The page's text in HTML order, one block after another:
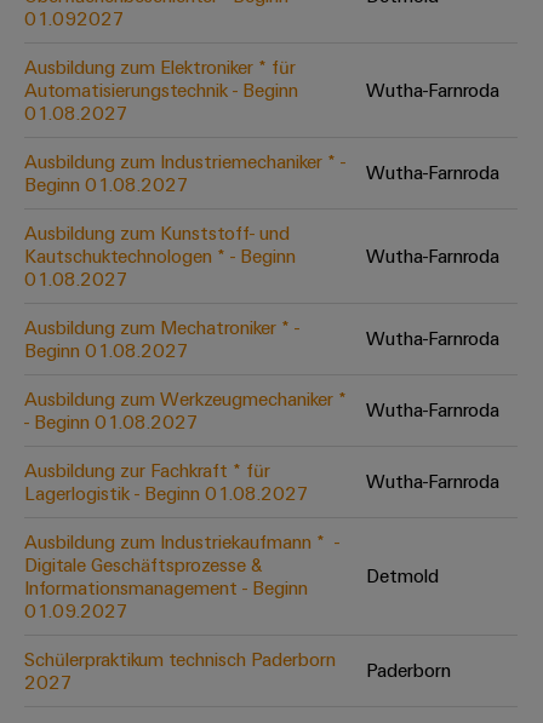
Abwasseraufbereitung
Lösungen
für
die
Wasser-
Abwasserindustrie
Wasserstoff
Wasserstoff
als
Schlüsseltechnologie
die
Energiewende
Windenergie
Effizienter
von
Windparks
Werkzeuge
Automaten
Software
Markierer
Industrieleuchte
Cabinet
Infrastructure
Assemblierungsservice
Bestückte
Modifizierte
und
Gehäuse
01.092027
Ausbildung zum Elektroniker * für
Automatisierungstechnik - Beginn
01.08.2027
Wutha-Farnroda
Ausbildung zum Industriemechaniker * -
Beginn 01.08.2027
Wutha-Farnroda
Ausbildung zum Kunststoff- und
Kautschuktechnologen * - Beginn
01.08.2027
Wutha-Farnroda
Ausbildung zum Mechatroniker * -
Beginn 01.08.2027
Wutha-Farnroda
Ausbildung zum Werkzeugmechaniker *
- Beginn 01.08.2027
Wutha-Farnroda
Ausbildung zur Fachkraft * für
Lagerlogistik - Beginn 01.08.2027
Wutha-Farnroda
Ausbildung zum Industriekaufmann * ​ -
Digitale Geschäftsprozesse &
Informationsmanagement - Beginn
01.09.2027
Detmold
Schülerpraktikum technisch Paderborn
2027
Paderborn